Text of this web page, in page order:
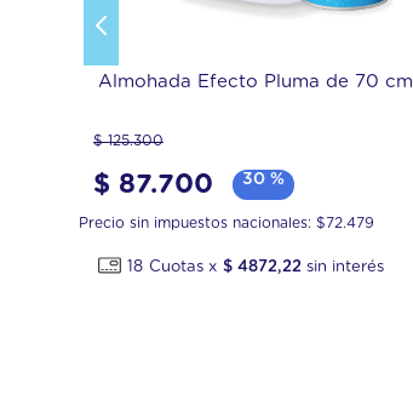
Almohada Efecto Pluma de 70 cm
$ 125.300
$ 87.700 30 %
Precio sin impuestos nacionales: $ 72.479
18 $ 4872,22